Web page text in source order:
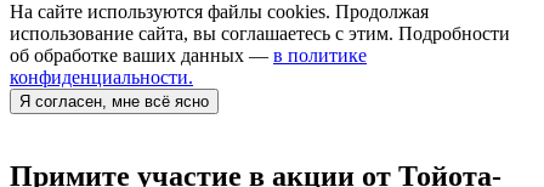
На сайте используются файлы cookies. Продолжая
использование сайта, вы соглашаетесь с этим. Подробности
об обработке ваших данных — в политике
конфиденциальности.
Я согласен, мне всё ясно
Примите участие в акции от Тойота-